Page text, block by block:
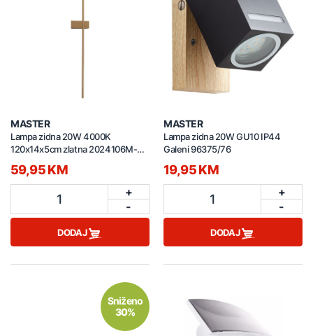
MASTER
Lampa zidna 20W 4000K
120x14x5cm zlatna 2024106M-
GD
59,95 KM
1
+
-
DODAJ
MASTER
Lampa zidna 20W GU10 IP44
Galeni 96375/76
19,95 KM
1
+
-
DODAJ
Sniženo
30%